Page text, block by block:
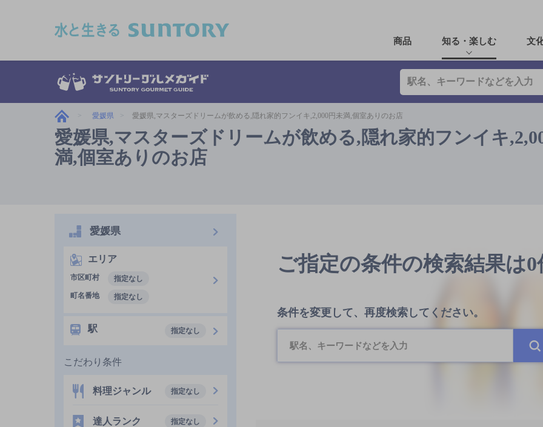
商品 知る・楽しむ 文
愛媛県 愛媛県,マスターズドリームが飲める,隠れ家的フンイキ,2,000円未満,個室ありのお店
愛媛県,マスターズドリームが飲める,隠れ家的フンイキ
満,個室ありのお店
ご指定の条件の検索結果は0
条件を変更して、再度検索してください。
愛媛県
エリア
市区町村
指定なし
町名番地
指定なし
駅 指定なし
こだわり条件
料理ジャンル 指定なし
達人ランク 指定なし